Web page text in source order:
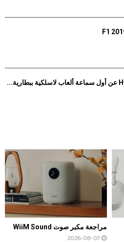
مراجعة مكبر صوت WiiM Sound
2026-08-07